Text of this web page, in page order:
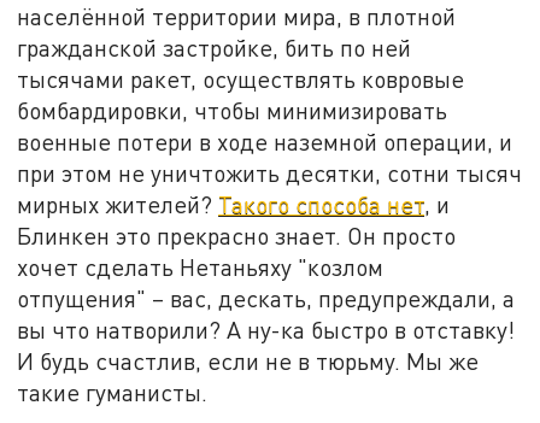
населённой территории мира, в плотной
гражданской застройке, бить по ней
тысячами ракет, осуществлять ковровые
бомбардировки, чтобы минимизировать
военные потери в ходе наземной операции, и
при этом не уничтожить десятки, сотни тысяч
мирных жителей? Такого способа нет, и
Блинкен это прекрасно знает. Он просто
хочет сделать Нетаньяху "козлом
отпущения" – вас, дескать, предупреждали, а
вы что натворили? А ну-ка быстро в отставку!
И будь счастлив, если не в тюрьму. Мы же
такие гуманисты.